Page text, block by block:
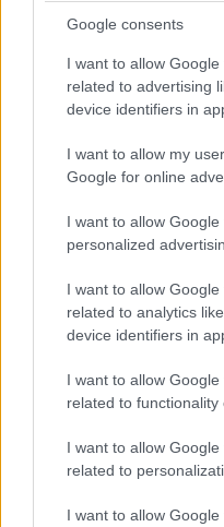
Google consents
I want to allow
related to advertising
device identifiers in
I want to allow my
Google for online
I want to allow
personalized
I want to allow
related to analytics
device identifiers in
I want to allow
related to functionality
I want to allow
related to
I want to allow
Zdeněk Peštál – BENDY
RAP Interier s.r.o.
Truhlářství Koťa
Milan Jaitner – umelecký
Keraservis Group
Strechy Šuba